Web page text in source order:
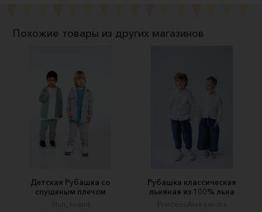
Похожие товары из других магазинов
Детская Рубашка со
спущеным плечом
9lun_brand
Рубашка классическая
льняная из 100% льна
PrincessAleksandra